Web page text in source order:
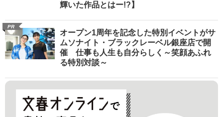
輝いた作品とはー!?】
PR
オープン1周年を記念した特別イベントがサ
ムソナイト・ブラックレーベル銀座店で開
催 仕事も人生も自分らしく～笑顔あふれ
る特別対談～